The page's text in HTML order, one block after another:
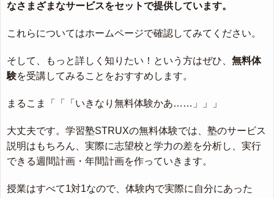
なさまざまなサービスをセットで提供しています。
これらについてはホームページで確認してみてください。
そして、もっと詳しく知りたい！という方はぜひ、 無料体
験を受講してみることをおすすめします。
まるこま「「「いきなり無料体験かあ……」」」
大丈夫です。学習塾STRUXの無料体験では、塾のサービス
説明はもちろん、実際に志望校と学力の差を分析し、実行
できる週間計画・年間計画を作っていきます。
授業はすべて1対1なので、体験内で実際に自分にあった